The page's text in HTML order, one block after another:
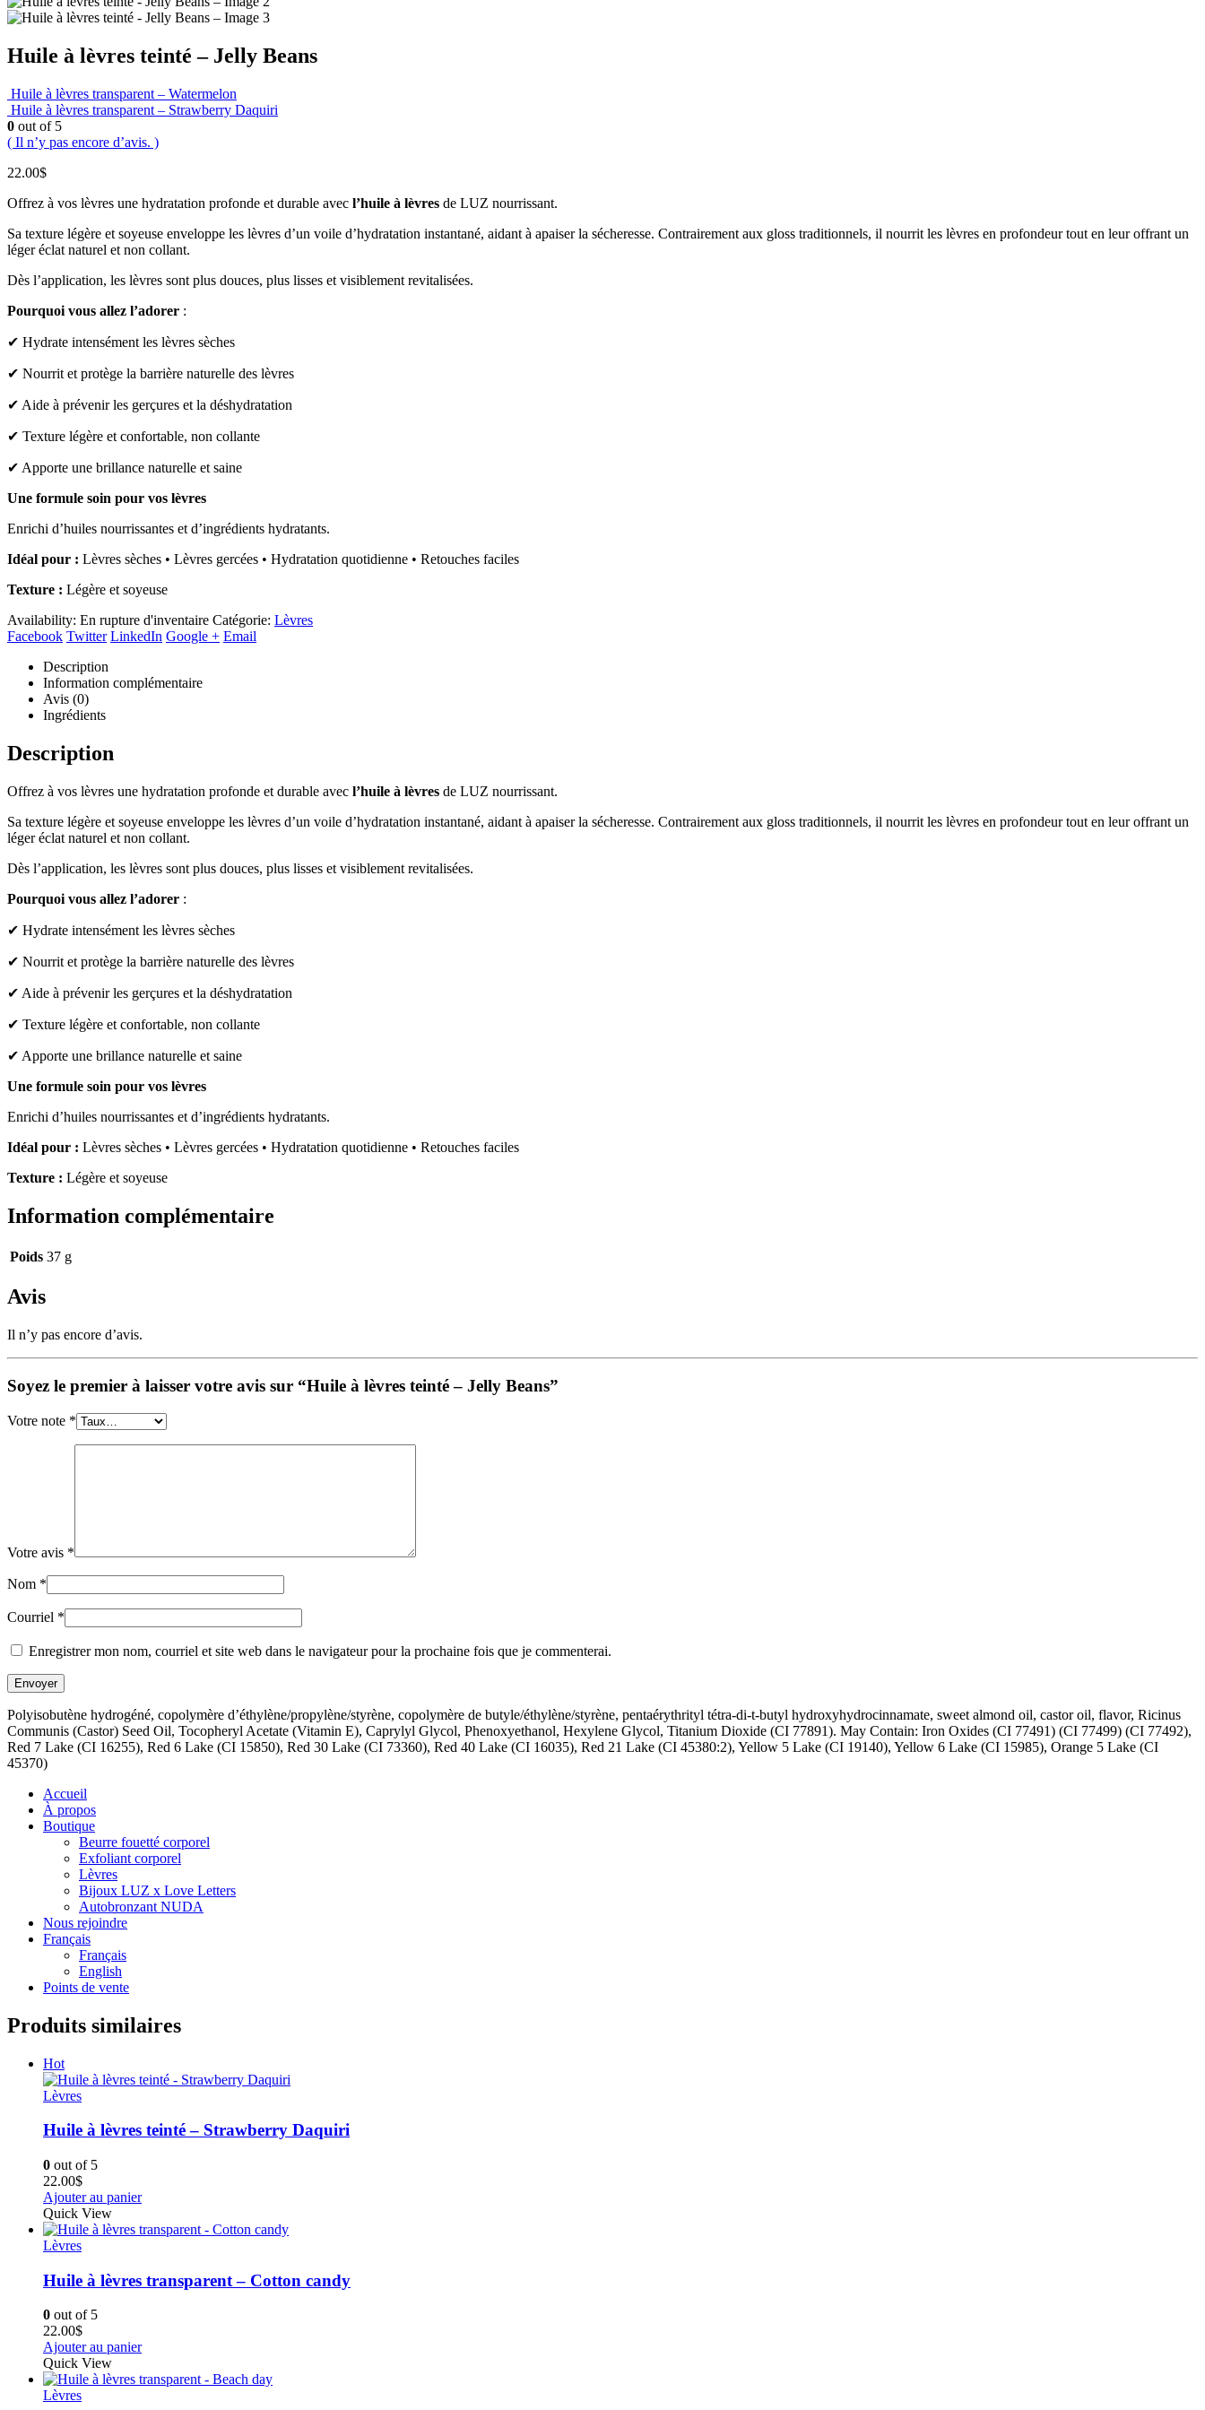
Huile à lèvres teinté – Jelly Beans
Huile à lèvres transparent – Watermelon
Huile à lèvres transparent – Strawberry Daquiri
0 out of 5
( Il n’y pas encore d’avis. )
22.00$
Offrez à vos lèvres une hydratation profonde et durable avec l’huile à lèvres de LUZ nourrissant.
Sa texture légère et soyeuse enveloppe les lèvres d’un voile d’hydratation instantané, aidant à apaiser la sécheresse. Contrairement aux gloss traditionnels, il nourrit les lèvres en profondeur tout en leur offrant un
léger éclat naturel et non collant.
Dès l’application, les lèvres sont plus douces, plus lisses et visiblement revitalisées.
Pourquoi vous allez l’adorer :
✔ Hydrate intensément les lèvres sèches
✔ Nourrit et protège la barrière naturelle des lèvres
✔ Aide à prévenir les gerçures et la déshydratation
✔ Texture légère et confortable, non collante
✔ Apporte une brillance naturelle et saine
Une formule soin pour vos lèvres
Enrichi d’huiles nourrissantes et d’ingrédients hydratants.
Idéal pour : Lèvres sèches • Lèvres gercées • Hydratation quotidienne • Retouches faciles
Texture : Légère et soyeuse
Availability: En rupture d'inventaire Catégorie: Lèvres
Facebook Twitter LinkedIn Google + Email
Description
Information complémentaire
Avis (0)
Ingrédients
Description
Offrez à vos lèvres une hydratation profonde et durable avec l’huile à lèvres de LUZ nourrissant.
Sa texture légère et soyeuse enveloppe les lèvres d’un voile d’hydratation instantané, aidant à apaiser la sécheresse. Contrairement aux gloss traditionnels, il nourrit les lèvres en profondeur tout en leur offrant un
léger éclat naturel et non collant.
Dès l’application, les lèvres sont plus douces, plus lisses et visiblement revitalisées.
Pourquoi vous allez l’adorer :
✔ Hydrate intensément les lèvres sèches
✔ Nourrit et protège la barrière naturelle des lèvres
✔ Aide à prévenir les gerçures et la déshydratation
✔ Texture légère et confortable, non collante
✔ Apporte une brillance naturelle et saine
Une formule soin pour vos lèvres
Enrichi d’huiles nourrissantes et d’ingrédients hydratants.
Idéal pour : Lèvres sèches • Lèvres gercées • Hydratation quotidienne • Retouches faciles
Texture : Légère et soyeuse
Information complémentaire
Poids 37 g
Avis
Il n’y pas encore d’avis.
Soyez le premier à laisser votre avis sur “Huile à lèvres teinté – Jelly Beans”
Votre note *
Votre avis *
Nom *
Courriel *
Enregistrer mon nom, courriel et site web dans le navigateur pour la prochaine fois que je commenterai.
Polyisobutène hydrogéné, copolymère d’éthylène/propylène/styrène, copolymère de butyle/éthylène/styrène, pentaérythrityl tétra-di-t-butyl hydroxyhydrocinnamate, sweet almond oil, castor oil, flavor, Ricinus
Communis (Castor) Seed Oil, Tocopheryl Acetate (Vitamin E), Caprylyl Glycol, Phenoxyethanol, Hexylene Glycol, Titanium Dioxide (CI 77891). May Contain: Iron Oxides (CI 77491) (CI 77499) (CI 77492),
Red 7 Lake (CI 16255), Red 6 Lake (CI 15850), Red 30 Lake (CI 73360), Red 40 Lake (CI 16035), Red 21 Lake (CI 45380:2), Yellow 5 Lake (CI 19140), Yellow 6 Lake (CI 15985), Orange 5 Lake (CI
45370)
Accueil
À propos
Boutique
Beurre fouetté corporel
Exfoliant corporel
Lèvres
Bijoux LUZ x Love Letters
Autobronzant NUDA
Nous rejoindre
Français
Français
English
Points de vente
Produits similaires
Hot
Lèvres
Huile à lèvres teinté – Strawberry Daquiri
0 out of 5
22.00$
Ajouter au panier
Quick View
Lèvres
Huile à lèvres transparent – Cotton candy
0 out of 5
22.00$
Ajouter au panier
Quick View
Lèvres